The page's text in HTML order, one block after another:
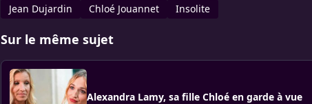
Jean Dujardin
Chloé Jouannet Insolite
Sur le même sujet
Alexandra Lamy, sa fille Chloé en garde à vue